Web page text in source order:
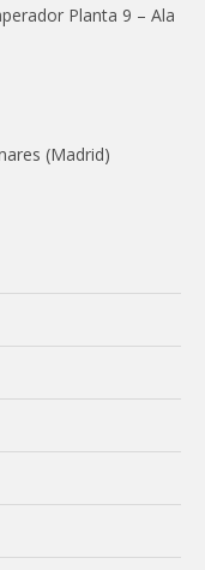
Planta 9 – Ala
(Madrid)